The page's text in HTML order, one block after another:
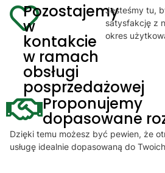
Pozostajemy
w
kontakcie
w ramach
obsługi
posprzedażowej
Jesteśmy tu,
satysfakcję z
okres
Proponujemy
dopasowane
Dzięki temu możesz być pewien, że
usługę idealnie dopasowaną do